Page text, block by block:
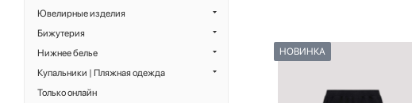
НОВИНКА
Ювелирные изделия
Бижутерия
Нижнее белье
Купальники | Пляжная одежда
Только онлайн